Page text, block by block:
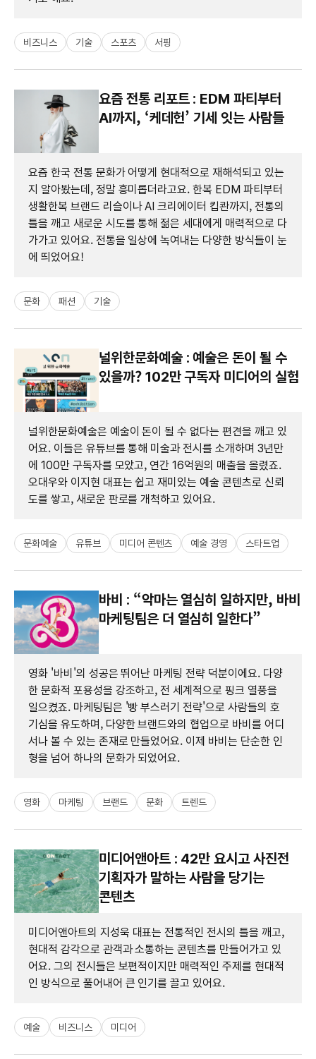
비즈니스 기술 스포츠 서핑
요즘 전통 리포트 : EDM 파티부터
AI까지, ‘케데헌’ 기세 잇는 사람들
요즘 한국 전통 문화가 어떻게 현대적으로 재해석되고 있는
지 알아봤는데, 정말 흥미롭더라고요. 한복 EDM 파티부터
생활한복 브랜드 리슬이나 AI 크리에이터 킵콴까지, 전통의
틀을 깨고 새로운 시도를 통해 젊은 세대에게 매력적으로 다
가가고 있어요. 전통을 일상에 녹여내는 다양한 방식들이 눈
에 띄었어요!
문화 패션 기술
널위한문화예술 : 예술은 돈이 될 수
있을까? 102만 구독자 미디어의 실험
널위한문화예술은 예술이 돈이 될 수 없다는 편견을 깨고 있
어요. 이들은 유튜브를 통해 미술과 전시를 소개하며 3년만
에 100만 구독자를 모았고, 연간 16억원의 매출을 올렸죠.
오대우와 이지현 대표는 쉽고 재미있는 예술 콘텐츠로 신뢰
도를 쌓고, 새로운 판로를 개척하고 있어요.
문화예술 유튜브 미디어 콘텐츠 예술 경영 스타트업
바비 : “악마는 열심히 일하지만, 바비
마케팅팀은 더 열심히 일한다”
영화 '바비'의 성공은 뛰어난 마케팅 전략 덕분이에요. 다양
한 문화적 포용성을 강조하고, 전 세계적으로 핑크 열풍을
일으켰죠. 마케팅팀은 '빵 부스러기 전략'으로 사람들의 호
기심을 유도하며, 다양한 브랜드와의 협업으로 바비를 어디
서나 볼 수 있는 존재로 만들었어요. 이제 바비는 단순한 인
형을 넘어 하나의 문화가 되었어요.
영화 마케팅 브랜드 문화 트렌드
미디어앤아트 : 42만 요시고 사진전
기획자가 말하는 사람을 당기는
콘텐츠
미디어앤아트의 지성욱 대표는 전통적인 전시의 틀을 깨고,
현대적 감각으로 관객과 소통하는 콘텐츠를 만들어가고 있
어요. 그의 전시들은 보편적이지만 매력적인 주제를 현대적
인 방식으로 풀어내어 큰 인기를 끌고 있어요.
예술 비즈니스 미디어